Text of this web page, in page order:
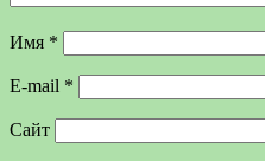
Имя *
E-mail *
Сайт